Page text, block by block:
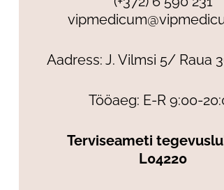
Aadress: J. Vilmsi 5/ Raua
Tööaeg: E-R 9:00-
Terviseameti
L04220